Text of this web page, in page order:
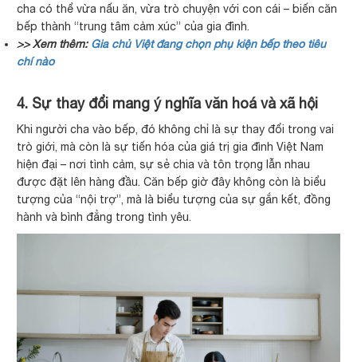
cha có thể vừa nấu ăn, vừa trò chuyện với con cái – biến căn
bếp thành “trung tâm cảm xúc” của gia đình.
>> Xem thêm: Gia chủ Việt đang chọn phụ kiện bếp theo tiêu
chí nào
4. Sự thay đổi mang ý nghĩa văn hoá và xã hội
Khi người cha vào bếp, đó không chỉ là sự thay đổi trong vai
trò giới, mà còn là sự tiến hóa của giá trị gia đình Việt Nam
hiện đại – nơi tình cảm, sự sẻ chia và tôn trọng lẫn nhau
được đặt lên hàng đầu. Căn bếp giờ đây không còn là biểu
tượng của “nội trợ”, mà là biểu tượng của sự gắn kết, đồng
hành và bình đẳng trong tình yêu.